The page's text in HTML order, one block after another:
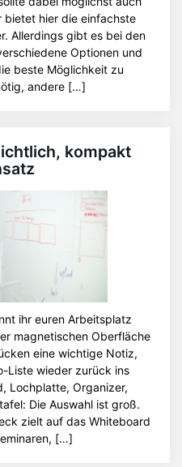
bietet hier die einfachste
Allerdings gibt es bei den
Optionen und
beste Möglichkeit zu
andere […]
kompakt
ihr euren Arbeitsplatz
magnetischen Oberfläche
eine wichtige Notiz,
Liste wieder zurück ins
Lochplatte, Organizer,
Die Auswahl ist groß.
zielt auf das Whiteboard
[…]